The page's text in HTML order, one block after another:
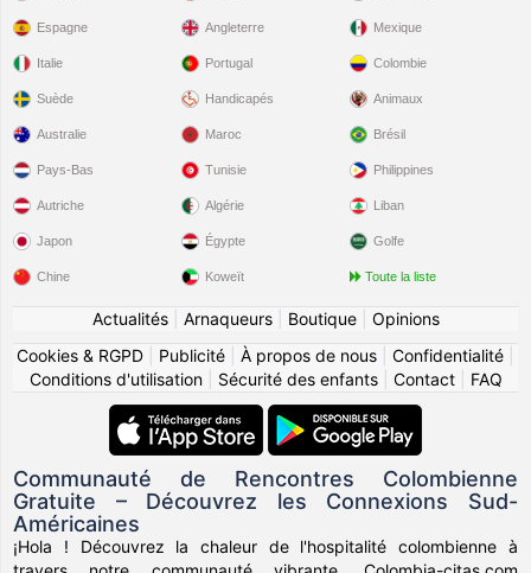
Espagne
Italie
Suède
Angleterre
Portugal
Handicapés
Mexique
Colombie
Animaux
Australie
Pays-Bas
Autriche
Japon
Chine
Maroc
Tunisie
Algérie
Égypte
Koweït
Brésil
Philippines
Liban
Golfe
Toute la liste
Actualités| Arnaqueurs| Boutique| Opinions
Cookies & RGPD
Publicité À propos de nous Confidentialité
Conditions d'utilisation| Sécurité des enfants| Contact| FAQ
Communauté de Rencontres Colombienne
Gratuite – Découvrez les Connexions Sud-
Américaines
¡Hola ! Découvrez la chaleur de l'hospitalité colombienne à